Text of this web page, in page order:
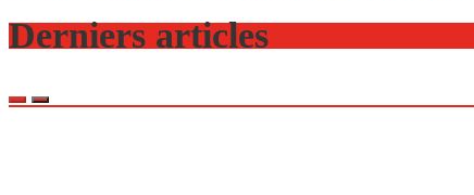
Derniers articles